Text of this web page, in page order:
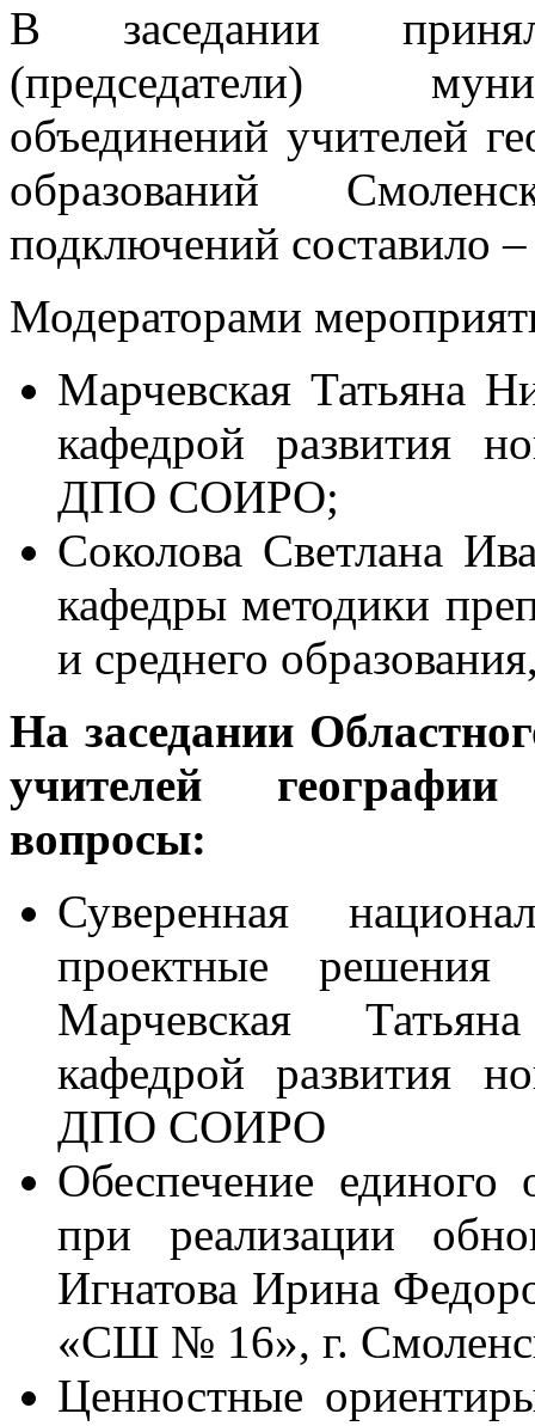
В заседании
(председатели)
объединений учителей
образований
подключений составило
Модераторами
Марчевская Татьяна
кафедрой развития
ДПО СОИРО;
Соколова Светлана
кафедры методики
и среднего
На заседании
учителей
вопросы:
Суверенная
проектные
Марчевская
кафедрой развития
ДПО СОИРО
Обеспечение единого
при реализации
Игнатова Ирина
«СШ № 16», г.
Ценностные